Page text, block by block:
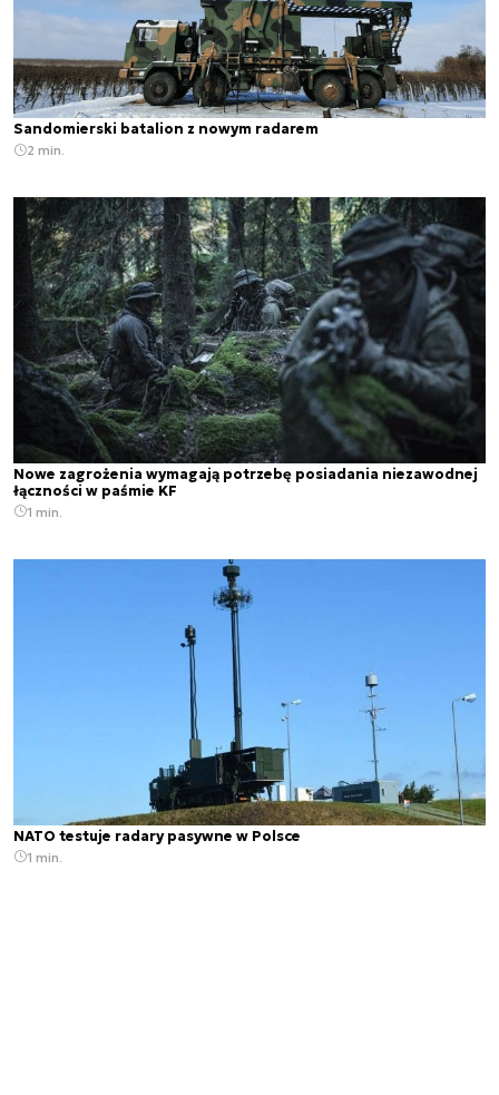
Sandomierski batalion z nowym radarem
2 min.
Nowe zagrożenia wymagają potrzebę posiadania niezawodnej
łączności w paśmie KF
1 min.
NATO testuje radary pasywne w Polsce
1 min.